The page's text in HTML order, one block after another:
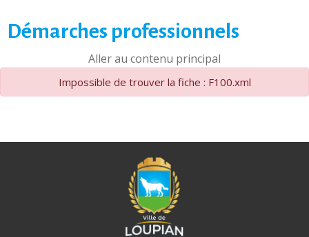
Démarches professionnels
Aller au contenu principal
Impossible de trouver la fiche : F100.xml